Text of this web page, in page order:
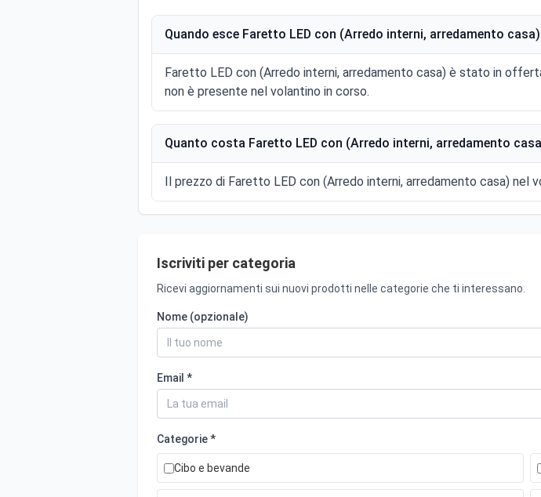
Quando esce Faretto LED con (Arredo interni, arredamento
Faretto LED con (Arredo interni, arredamento casa) è stato in
non è presente nel volantino in corso.
Quanto costa Faretto LED con (Arredo interni, arredamento
Il prezzo di Faretto LED con (Arredo interni, arredamento casa) nel
Iscriviti per categoria
Ricevi aggiornamenti sui nuovi prodotti nelle categorie che ti interessano.
Nome (opzionale)
Email *
Categorie *
Cibo e bevande